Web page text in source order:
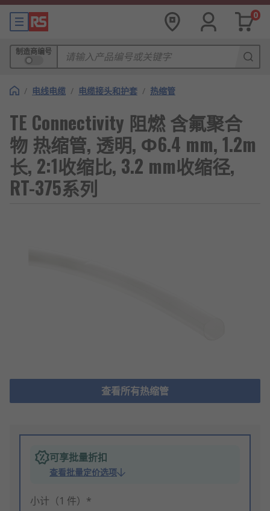
0
制造商编号
/ 电线电缆 / 电缆接头和护套 / 热缩管
TE Connectivity 阻燃 含氟聚合
物 热缩管, 透明, Φ6.4 mm, 1.2m
长, 2:1收缩比, 3.2 mm收缩径,
RT-375系列
查看所有热缩管
可享批量折扣
查看批量定价选项
小计（1 件）*